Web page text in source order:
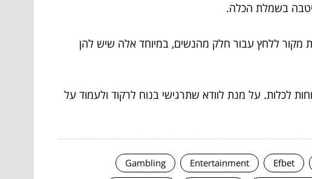
בשמלת הכלה.
מקור ללחץ עבור חלק מהנשים, במיוחד אלה שיש להן
לכלות. על מנת לוודא שתרגישי בנוח לרקוד ולעמוד על
Efbet
Entertainment
Gambling